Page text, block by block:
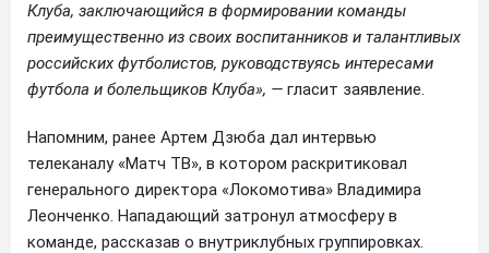
Клуба, заключающийся в формировании команды
преимущественно из своих воспитанников и талантливых
российских футболистов, руководствуясь интересами
футбола и болельщиков Клуба», — гласит заявление.
Напомним, ранее Артем Дзюба дал интервью
телеканалу «Матч ТВ», в котором раскритиковал
генерального директора «Локомотива» Владимира
Леонченко. Нападающий затронул атмосферу в
команде, рассказав о внутриклубных группировках.